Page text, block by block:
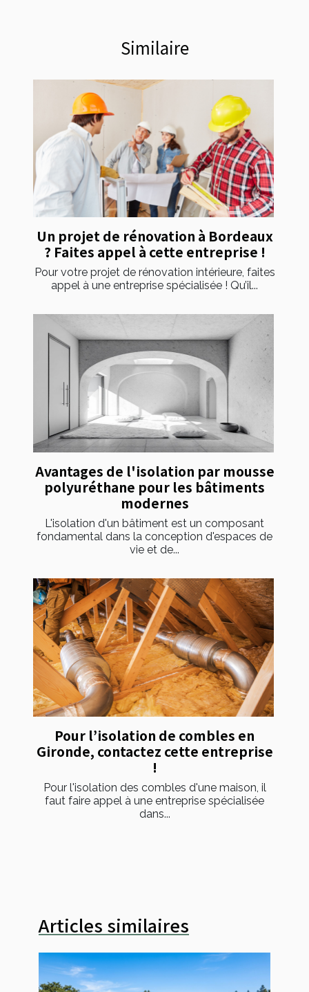
Similaire
Un projet de rénovation à Bordeaux
? Faites appel à cette entreprise !
Pour votre projet de rénovation intérieure, faites
appel à une entreprise spécialisée ! Qu’il...
Avantages de l'isolation par mousse
polyuréthane pour les bâtiments
modernes
L'isolation d'un bâtiment est un composant
fondamental dans la conception d'espaces de
vie et de...
Pour l’isolation de combles en
Gironde, contactez cette entreprise
!
Pour l'isolation des combles d'une maison, il
faut faire appel à une entreprise spécialisée
dans...
Articles similaires